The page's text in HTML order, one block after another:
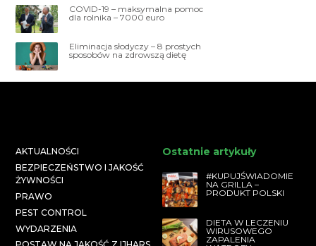
COVID-19 – maksymalna pomoc
dla rolnika – 7000 euro
Eliminacja słodyczy – 8 prostych
sposobów na zdrowszą dietę
AKTUALNOŚCI
BEZPIECZEŃSTWO I JAKOŚĆ
ŻYWNOŚCI
PRAWO
PEST CONTROL
WYDARZENIA
Ostatnie artykuły
#KUPUJŚWIADOMIE
NA GRILLA –
PRODUKT POLSKI
DIETA W LECZENIU
WIRUSOWEGO
ZAPALENIA